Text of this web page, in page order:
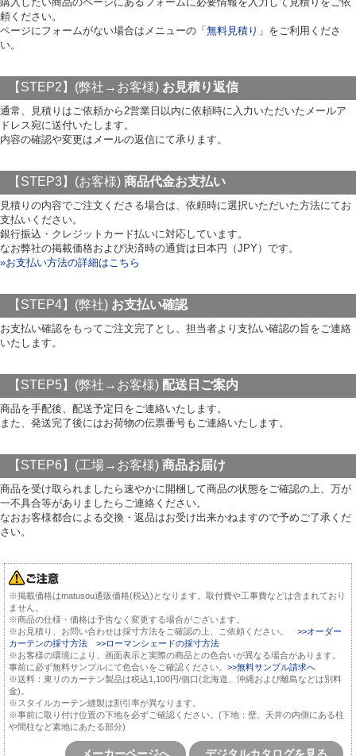
頼ください。
ページにフォームがない場合はメニューの「 無料見積り 」をご利用くださ
い。
【STEP2】(弊社→お客様) お見積り返信
通常、見積りはご依頼から2営業日以内に依頼時に入力いただいたメールア
ドレス宛に送付いたします。
内容の確認や変更はメールの返信にて承ります。
【STEP3】(お客様) 商品代金お支払い
見積りの内容でご注文くださる場合は、依頼時に選択いただいた方法にてお
支払いください。
銀行振込・クレジットカード払いに対応しています。
なお弊社の掲載価格および決済時の通貨は日本円（JPY）です。
»お支払い方法の詳細はこちら
【STEP4】(弊社) お支払い確認
お支払い確認をもってご注文完了とし、担当者より支払い確認の旨をご連絡
いたします。
【STEP5】(弊社→お客様) 配送日ご案内
商品を手配後、配送予定日をご連絡いたします。
また、発送完了後にはお荷物の伝票番号もご連絡いたします。
【STEP6】(工場→お客様) 商品お届け
商品を受け取られましたら速やかに開梱して商品の状態をご確認の上、万が
一不具合等がありましたらご連絡ください。
なおお客様都合による交換・返品はお受け出来かねますので予めご了承くだ
さい。
※掲載価格はmatusou通販価格(税込)となります。取付費や工事費などは含まれており
ません。
※商品の仕様・価格は予告なく変更する場合がございます。
※お見積り、お問い合わせは採寸方法をご確認の上、ご依頼ください。 >>オーダー
カーテンの採寸方法
>>ローマンシェードの採寸方法
※お客様の環境により、画面表示と実際の商品との色合いが異なる場合があります。
事前に必ず無料サンプルにて色合いをご確認ください。 >>無料サンプル請求へ
※送料：東リのカーテン製品は税込1,100円/個口(北海道、沖縄および離島などは別料
金)。
※スタイルカーテン縫製は割引率が異なります。
※事前に取り付け位置の下地を必ずご確認ください。(下地：壁、天井の内側にある柱
や間柱など素地にあたる部分)